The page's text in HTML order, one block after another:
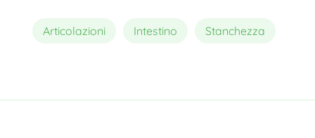
Articolazioni Intestino Stanchezza